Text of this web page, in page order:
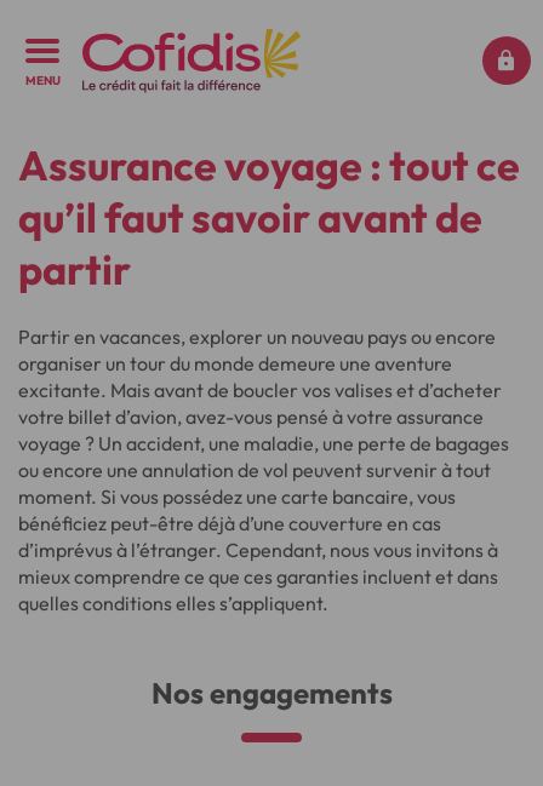
MENU
Assurance voyage : tout ce
qu’il faut savoir avant de
partir
Partir en vacances, explorer un nouveau pays ou encore
organiser un tour du monde demeure une aventure
excitante. Mais avant de boucler vos valises et d’acheter
votre billet d’avion, avez-vous pensé à votre assurance
voyage ? Un accident, une maladie, une perte de bagages
ou encore une annulation de vol peuvent survenir à tout
moment. Si vous possédez une carte bancaire, vous
bénéficiez peut-être déjà d’une couverture en cas
d’imprévus à l’étranger. Cependant, nous vous invitons à
mieux comprendre ce que ces garanties incluent et dans
quelles conditions elles s’appliquent.
Nos engagements